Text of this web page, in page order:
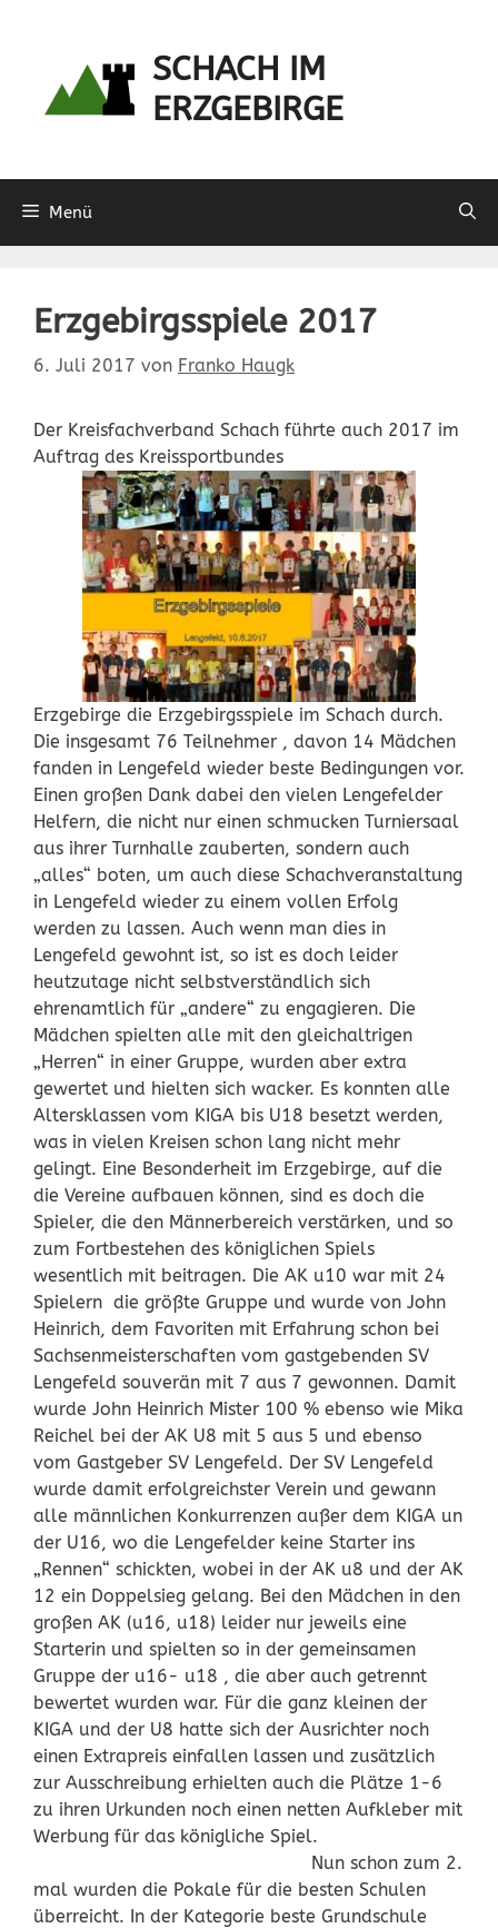
SCHACH IM
ERZGEBIRGE
Menü
Erzgebirgsspiele 2017
6. Juli 2017 von Franko Haugk
Der Kreisfachverband Schach führte auch 2017 im
Auftrag des Kreissportbundes
Erzgebirge die Erzgebirgsspiele im Schach durch.
Die insgesamt 76 Teilnehmer , davon 14 Mädchen
fanden in Lengefeld wieder beste Bedingungen vor.
Einen großen Dank dabei den vielen Lengefelder
Helfern, die nicht nur einen schmucken Turniersaal
aus ihrer Turnhalle zauberten, sondern auch
„alles“ boten, um auch diese Schachveranstaltung
in Lengefeld wieder zu einem vollen Erfolg
werden zu lassen. Auch wenn man dies in
Lengefeld gewohnt ist, so ist es doch leider
heutzutage nicht selbstverständlich sich
ehrenamtlich für „andere“ zu engagieren. Die
Mädchen spielten alle mit den gleichaltrigen
„Herren“ in einer Gruppe, wurden aber extra
gewertet und hielten sich wacker. Es konnten alle
Altersklassen vom KIGA bis U18 besetzt werden,
was in vielen Kreisen schon lang nicht mehr
gelingt. Eine Besonderheit im Erzgebirge, auf die
die Vereine aufbauen können, sind es doch die
Spieler, die den Männerbereich verstärken, und so
zum Fortbestehen des königlichen Spiels
wesentlich mit beitragen. Die AK u10 war mit 24
Spielern die größte Gruppe und wurde von John
Heinrich, dem Favoriten mit Erfahrung schon bei
Sachsenmeisterschaften vom gastgebenden SV
Lengefeld souverän mit 7 aus 7 gewonnen. Damit
wurde John Heinrich Mister 100 % ebenso wie Mika
Reichel bei der AK U8 mit 5 aus 5 und ebenso
vom Gastgeber SV Lengefeld. Der SV Lengefeld
wurde damit erfolgreichster Verein und gewann
alle männlichen Konkurrenzen außer dem KIGA un
der U16, wo die Lengefelder keine Starter ins
„Rennen“ schickten, wobei in der AK u8 und der AK
12 ein Doppelsieg gelang. Bei den Mädchen in den
großen AK (u16, u18) leider nur jeweils eine
Starterin und spielten so in der gemeinsamen
Gruppe der u16- u18 , die aber auch getrennt
bewertet wurden war. Für die ganz kleinen der
KIGA und der U8 hatte sich der Ausrichter noch
einen Extrapreis einfallen lassen und zusätzlich
zur Ausschreibung erhielten auch die Plätze 1-6
zu ihren Urkunden noch einen netten Aufkleber mit
Werbung für das königliche Spiel.
Nun schon zum 2.
mal wurden die Pokale für die besten Schulen
überreicht. In der Kategorie beste Grundschule